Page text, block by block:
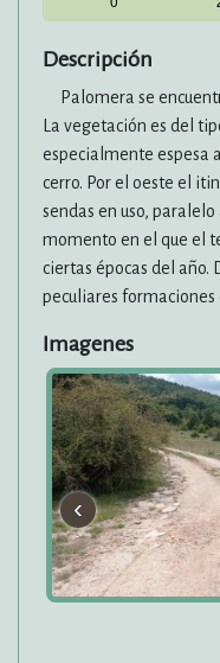
Descripción
Palomera se
La vegetación es del
especialmente espesa
cerro. Por el oeste el
sendas en uso,
momento en el que el
ciertas épocas del año.
peculiares formaciones
Imagenes
‹